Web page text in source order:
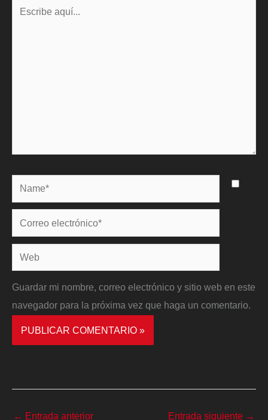
Name*
Correo
electrónico*
Web
Guardar mi nombre, correo electrónico y sitio web en este
navegador para la próxima vez que haga un comentario.
← Entrada anterior Entrada siguiente →